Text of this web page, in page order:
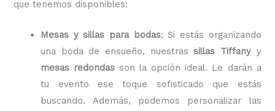
que tenemos disponibles:
Mesas y sillas para bodas: Si estás organizando
una boda de ensueño, nuestrassillas Tiffanyy
mesas redondas son la opción ideal. Le darán a
tu evento ese toque sofisticado que estás
buscando. Además, podemos personalizar las